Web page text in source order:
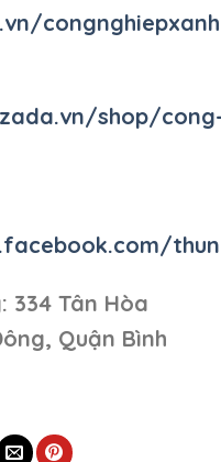
shop/
334 Tân Hòa
Quận Bình